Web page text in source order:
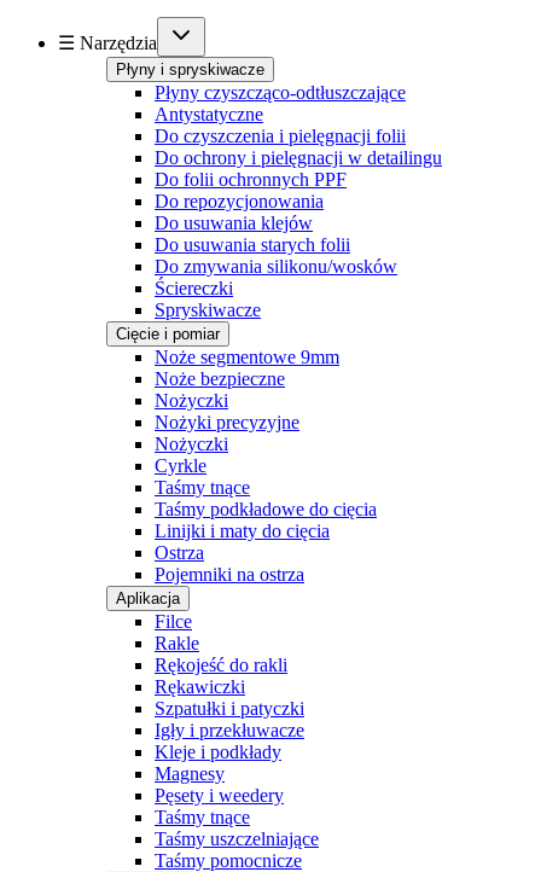
☰ Narzędzia
Płyny i spryskiwacze
Płyny czyszcząco-odtłuszczające
Antystatyczne
Do czyszczenia i pielęgnacji folii
Do ochrony i pielęgnacji w detailingu
Do folii ochronnych PPF
Do repozycjonowania
Do usuwania klejów
Do usuwania starych folii
Do zmywania silikonu/wosków
Ściereczki
Spryskiwacze
Cięcie i pomiar
Noże segmentowe 9mm
Noże bezpieczne
Nożyczki
Nożyki precyzyjne
Nożyczki
Cyrkle
Taśmy tnące
Taśmy podkładowe do cięcia
Linijki i maty do cięcia
Ostrza
Pojemniki na ostrza
Aplikacja
Filce
Rakle
Rękojeść do rakli
Rękawiczki
Szpatułki i patyczki
Igły i przekłuwacze
Kleje i podkłady
Magnesy
Pęsety i weedery
Taśmy tnące
Taśmy uszczelniające
Taśmy pomocnicze